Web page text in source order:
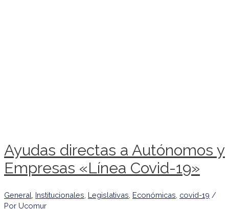
Ayudas directas a Autónomos y
Empresas «Línea Covid-19»
General Institucionales Legislativas Económicas covid-19 /
Por Ucomur